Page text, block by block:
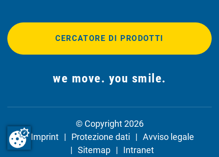
CERCATORE DI PRODOTTI
we move. you smile.
© Copyright 2026
Imprint
Protezione dati
Avviso legale
Sitemap
Intranet